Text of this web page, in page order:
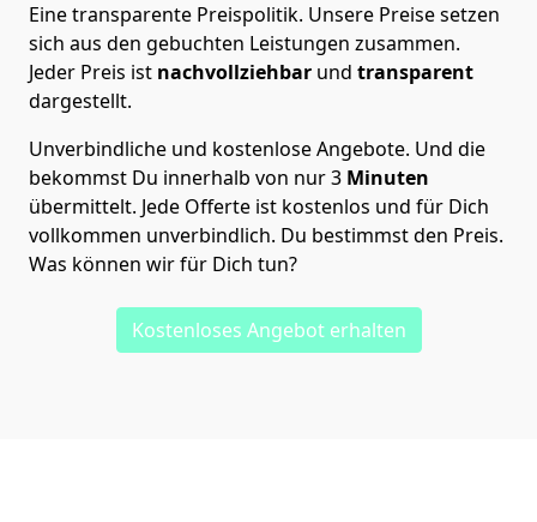
Eine transparente Preispolitik. Unsere Preise setzen
sich aus den gebuchten Leistungen zusammen.
Jeder Preis ist nachvollziehbar und transparent
dargestellt.
Unverbindliche und kostenlose Angebote. Und die
bekommst Du innerhalb von nur3 Minuten
übermittelt. Jede Offerte ist kostenlos und für Dich
vollkommen unverbindlich. Du bestimmst den Preis.
Was können wir für Dich tun?
Kostenloses Angebot erhalten